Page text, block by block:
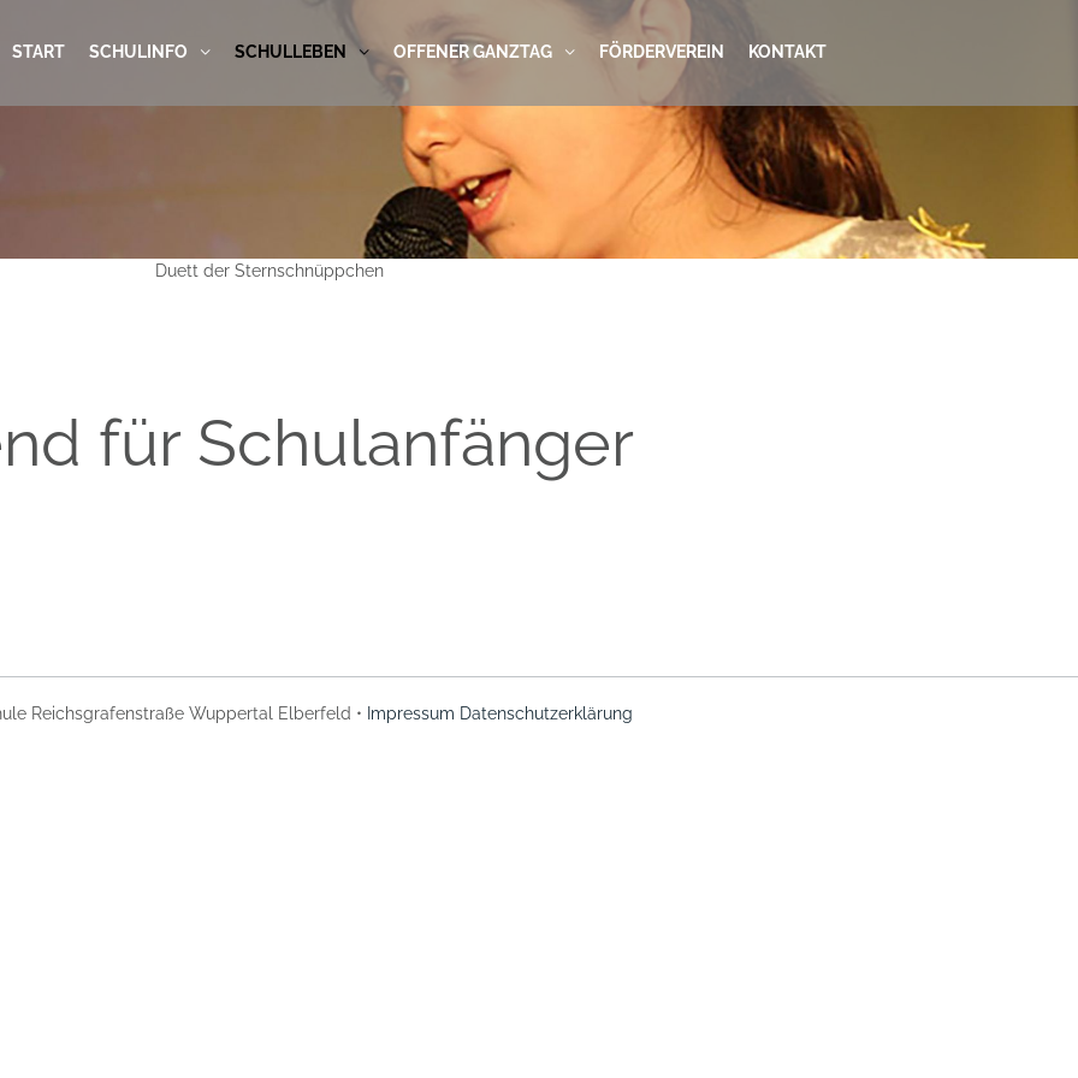
START SCHULINFO SCHULLEBEN OFFENER GANZTAG FÖRDERVEREIN KONTAKT
Duett der Sternschnüppchen
für Schulanfänger
Reichsgrafenstraße Wuppertal Elberfeld • Impressum Datenschutzerklärung